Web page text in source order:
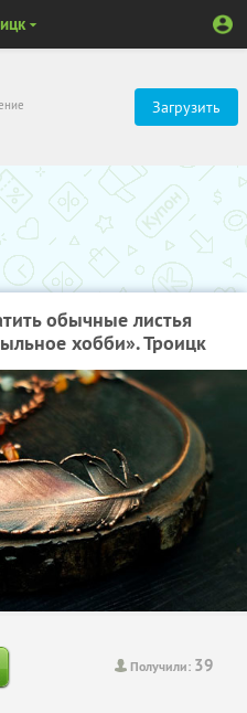
Загрузить
обычные листья
хобби». Троицк
Получили: 39